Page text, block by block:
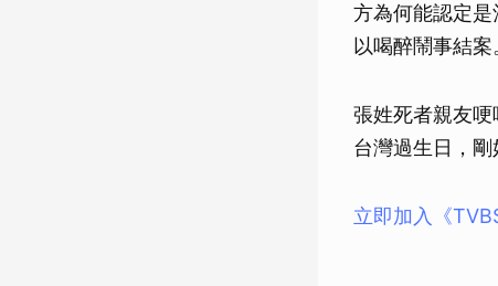
方為何能認定
以喝醉鬧事結案
張姓死者親友
台灣過生日，
立即加入《